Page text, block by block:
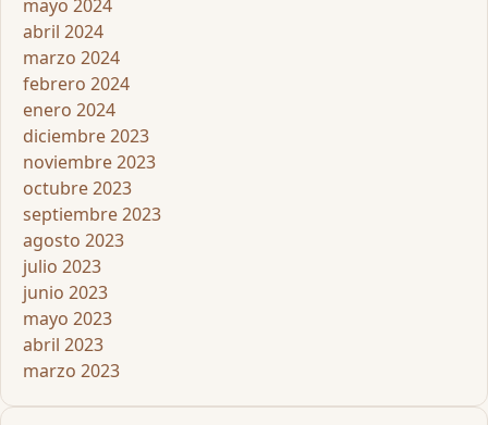
mayo 2024
abril 2024
marzo 2024
febrero 2024
enero 2024
diciembre 2023
noviembre 2023
octubre 2023
septiembre 2023
agosto 2023
julio 2023
junio 2023
mayo 2023
abril 2023
marzo 2023